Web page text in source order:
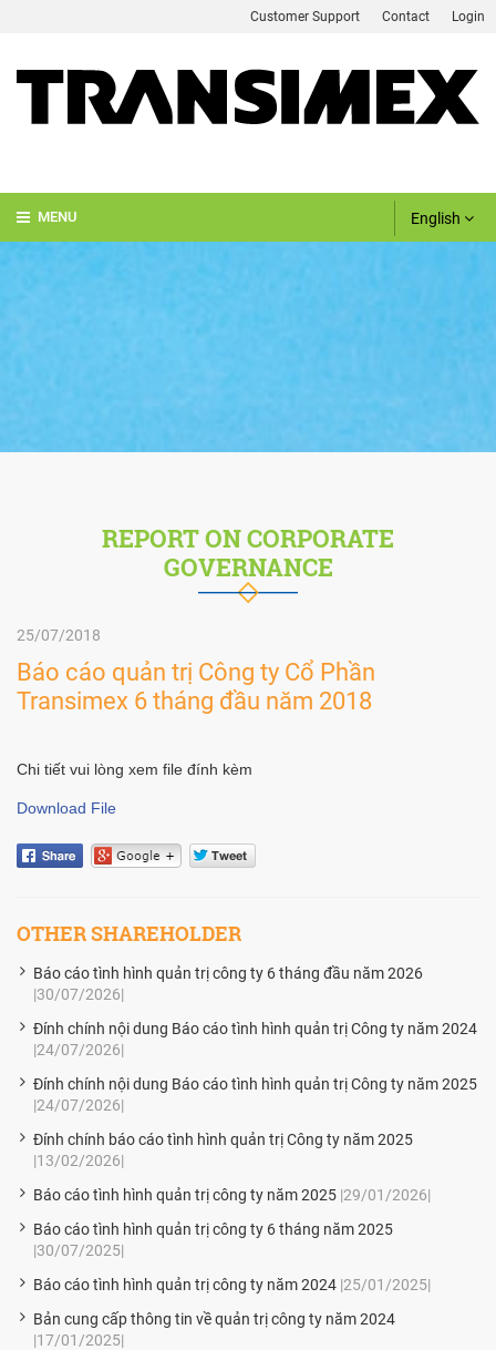
Login
Contact
Customer Support
English
REPORT ON CORPORATE
GOVERNANCE
25/07/2018
Báo cáo quản trị Công ty Cổ Phần
Transimex 6 tháng đầu năm 2018
Chi tiết vui lòng xem file đính kèm
Download File
OTHER SHAREHOLDER
Báo cáo tình hình quản trị công ty 6 tháng đầu năm 2026
|30/07/2026|
Đính chính nội dung Báo cáo tình hình quản trị Công ty năm 2024
|24/07/2026|
Đính chính nội dung Báo cáo tình hình quản trị Công ty năm 2025
|24/07/2026|
Đính chính báo cáo tình hình quản trị Công ty năm 2025
|13/02/2026|
Báo cáo tình hình quản trị công ty năm 2025 |29/01/2026|
Báo cáo tình hình quản trị công ty 6 tháng năm 2025
|30/07/2025|
Báo cáo tình hình quản trị công ty năm 2024 |25/01/2025|
Bản cung cấp thông tin về quản trị công ty năm 2024
|17/01/2025|